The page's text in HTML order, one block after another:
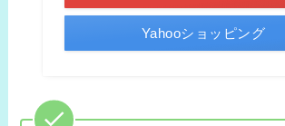
Yahooショッピング